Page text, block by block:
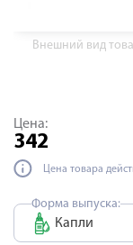
Внешний вид
Цена:
342
Цена товара
Форма выпуска:
Капли